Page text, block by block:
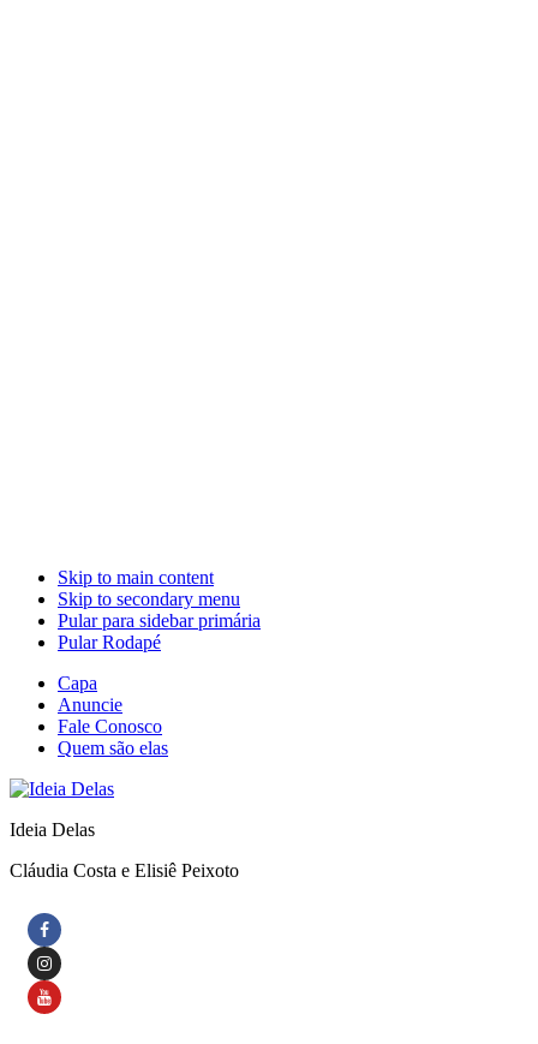
Skip to main content
Skip to secondary menu
Pular para sidebar primária
Pular Rodapé
Capa
Anuncie
Fale Conosco
Quem são elas
Ideia Delas
Cláudia Costa e Elisiê Peixoto